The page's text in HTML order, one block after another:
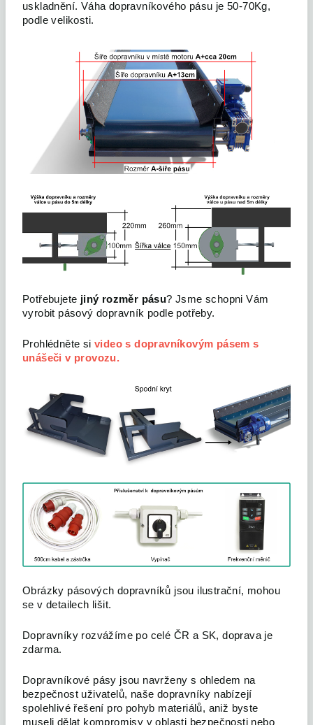
uskladnění. Váha dopravníkového pásu je 50-70Kg,
podle velikosti.
Potřebujete jiný rozměr pásu? Jsme schopni Vám
vyrobit pásový dopravník podle potřeby.
Prohlédněte si video s dopravníkovým pásem s
unášeči v provozu.
Obrázky pásových dopravníků jsou ilustrační, mohou
se v detailech lišit.
Dopravníky rozvážíme po celé ČR a SK, doprava je
zdarma.
Dopravníkové pásy jsou navrženy s ohledem na
bezpečnost uživatelů, naše dopravníky nabízejí
spolehlivé řešení pro pohyb materiálů, aniž byste
museli dělat kompromisy v oblasti bezpečnosti nebo